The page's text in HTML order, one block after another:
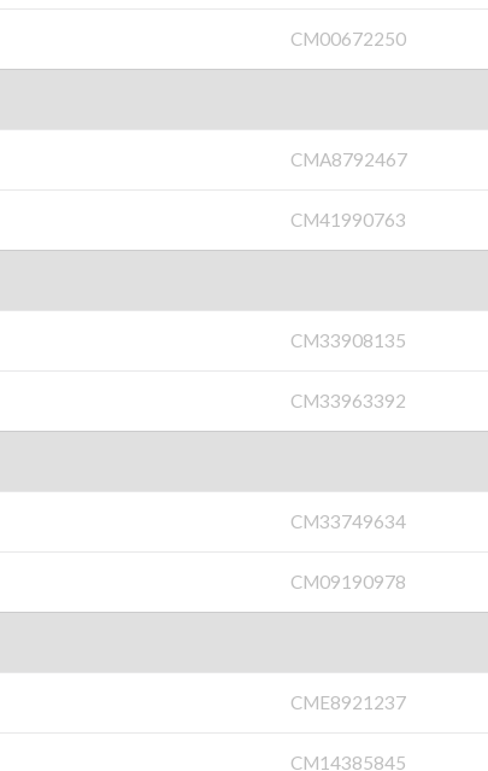
CM00672250
CMA8792467
CM41990763
CM33908135
CM33963392
CM33749634
CM09190978
CME8921237
CM14385845